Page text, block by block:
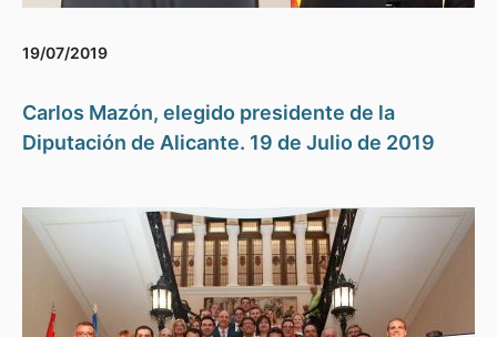
19/07/2019
Carlos Mazón, elegido presidente de la
Diputación de Alicante. 19 de Julio de 2019